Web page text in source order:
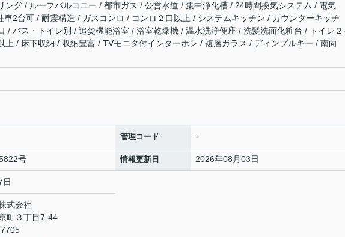
ング / ルーフバルコニー / 都市ガス / 公営水道 / 集中浄化槽 / 24時間換気システム / 電気
車2台可 / 耐震構造 / ガスコンロ / コンロ２口以上 / システムキッチン / カウンターキッチ
/ バス・トイレ別 / 追焚機能浴室 / 浴室乾燥機 / 温水洗浄便座 / 洗髪洗面化粧台 / トイレ２
上 / 床下収納 / 収納豊富 / TVモニタ付インターホン / 複層ガラス / ディンプルキー / 南向
管理コード -
号 情報更新日 2026年08月03日
日
式会社
町３丁目7-44